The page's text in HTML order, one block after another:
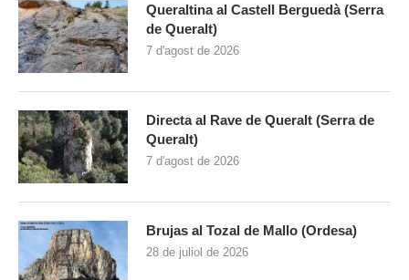
Queraltina al Castell Berguedà (Serra
de Queralt)
7 d'agost de 2026
Directa al Rave de Queralt (Serra de
Queralt)
7 d'agost de 2026
Brujas al Tozal de Mallo (Ordesa)
28 de juliol de 2026